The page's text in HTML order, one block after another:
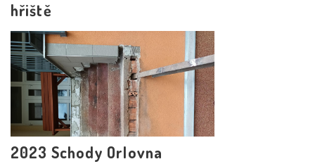
hřiště
2023 Schody Orlovna